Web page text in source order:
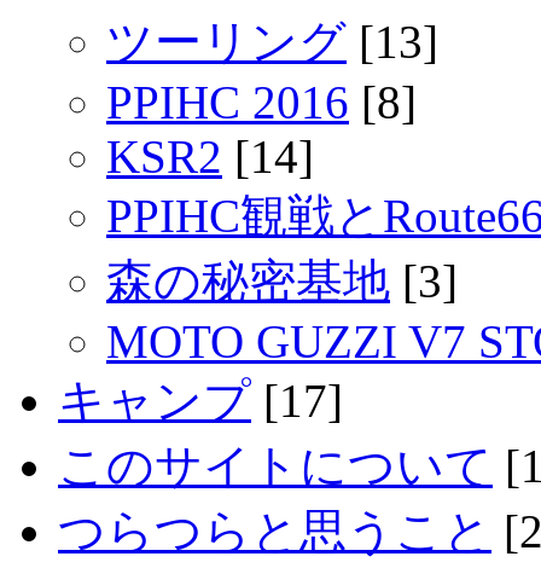
ツーリング [13]
PPIHC 2016 [8]
KSR2 [14]
PPIHC観戦と
森の秘密基地 [3]
MOTO GUZZI V7
キャンプ [17]
このサイトについて
つらつらと思うこと